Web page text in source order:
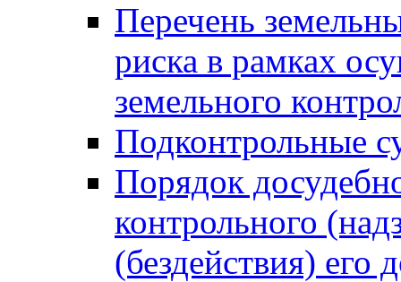
Перечень
риска в рамках
земельного
Подконтрольные
Порядок
контрольного
(бездействия)